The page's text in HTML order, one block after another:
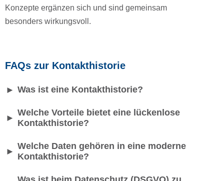
Konzepte ergänzen sich und sind gemeinsam
besonders wirkungsvoll.
FAQs zur Kontakthistorie
► Was ist eine Kontakthistorie?
►
Welche Vorteile bietet eine lückenlose
Kontakthistorie?
►
Welche Daten gehören in eine moderne
Kontakthistorie?